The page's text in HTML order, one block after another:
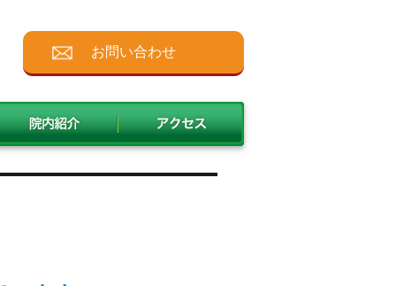
お問い合わせ